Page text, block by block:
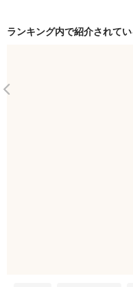
ランキング内で紹介されて